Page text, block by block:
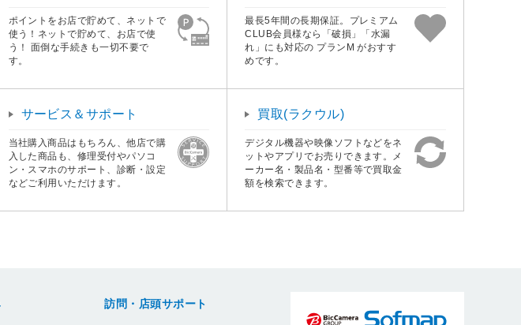
ポイントをお店で貯めて、ネットで
使う！ネットで貯めて、お店で使
う！ 面倒な手続きも一切不要で
す。
最長5年間の長期保証。プレミアム
CLUB会員様なら「破損」「水漏
れ」にも対応の プランM がおすす
めです。
サービス＆サポート
当社購入商品はもちろん、他店で購
入した商品も、修理受付やパソコ
ン・スマホのサポート、診断・設定
などご利用いただけます。
買取(ラクウル)
デジタル機器や映像ソフトなどをネ
ットやアプリでお売りできます。メ
ーカー名・製品名・型番等で買取金
額を検索できます。
訪問・店頭サポート